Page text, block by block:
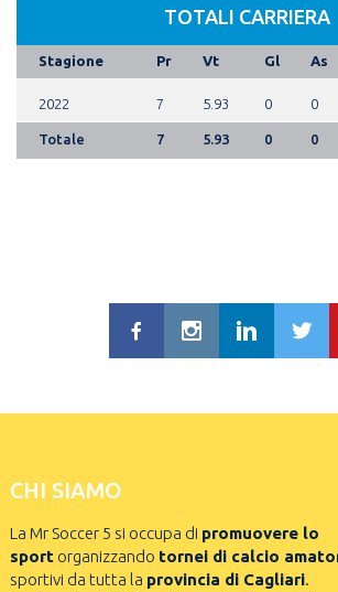
TOTALI CARRIERA
Stagione Pr Vt Gl As
2022 7 5.93 0 0
Totale 7 5.93 0 0
CHI SIAMO
La Mr Soccer 5 si occupa di promuovere lo
sportorganizzando tornei di calcio
sportivi da tutta la provincia di Cagliari.